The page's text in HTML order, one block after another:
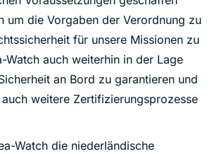
um die Vorgaben der Verordnung zu
für unsere Missionen zu
Watch auch weiterhin in der Lage
an Bord zu garantieren und
weitere Zertifizierungsprozesse
Watch die niederländische